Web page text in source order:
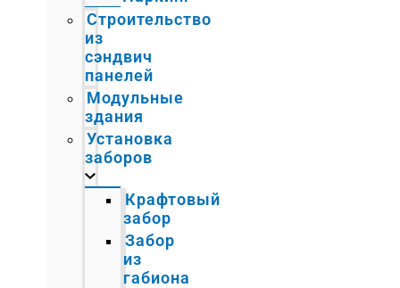
Строительство
из
сэндвич
панелей
Модульные
здания
Установка
заборов
Крафтовый
забор
Забор
из
габиона